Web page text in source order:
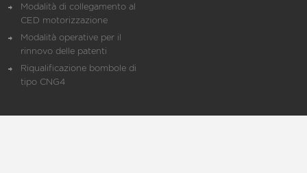
Modalità di collegamento al
CED motorizzazione
Modalità operative per il
rinnovo delle patenti
Riqualificazione bombole di
tipo CNG4